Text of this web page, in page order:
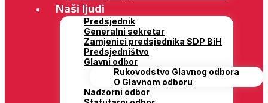
Naši ljudi
Predsjednik
Generalni sekretar
Zamjenici predsjednika SDP BiH
Predsjedništvo
Glavni odbor
Rukovodstvo Glavnog odbora
O Glavnom odboru
Nadzorni odbor